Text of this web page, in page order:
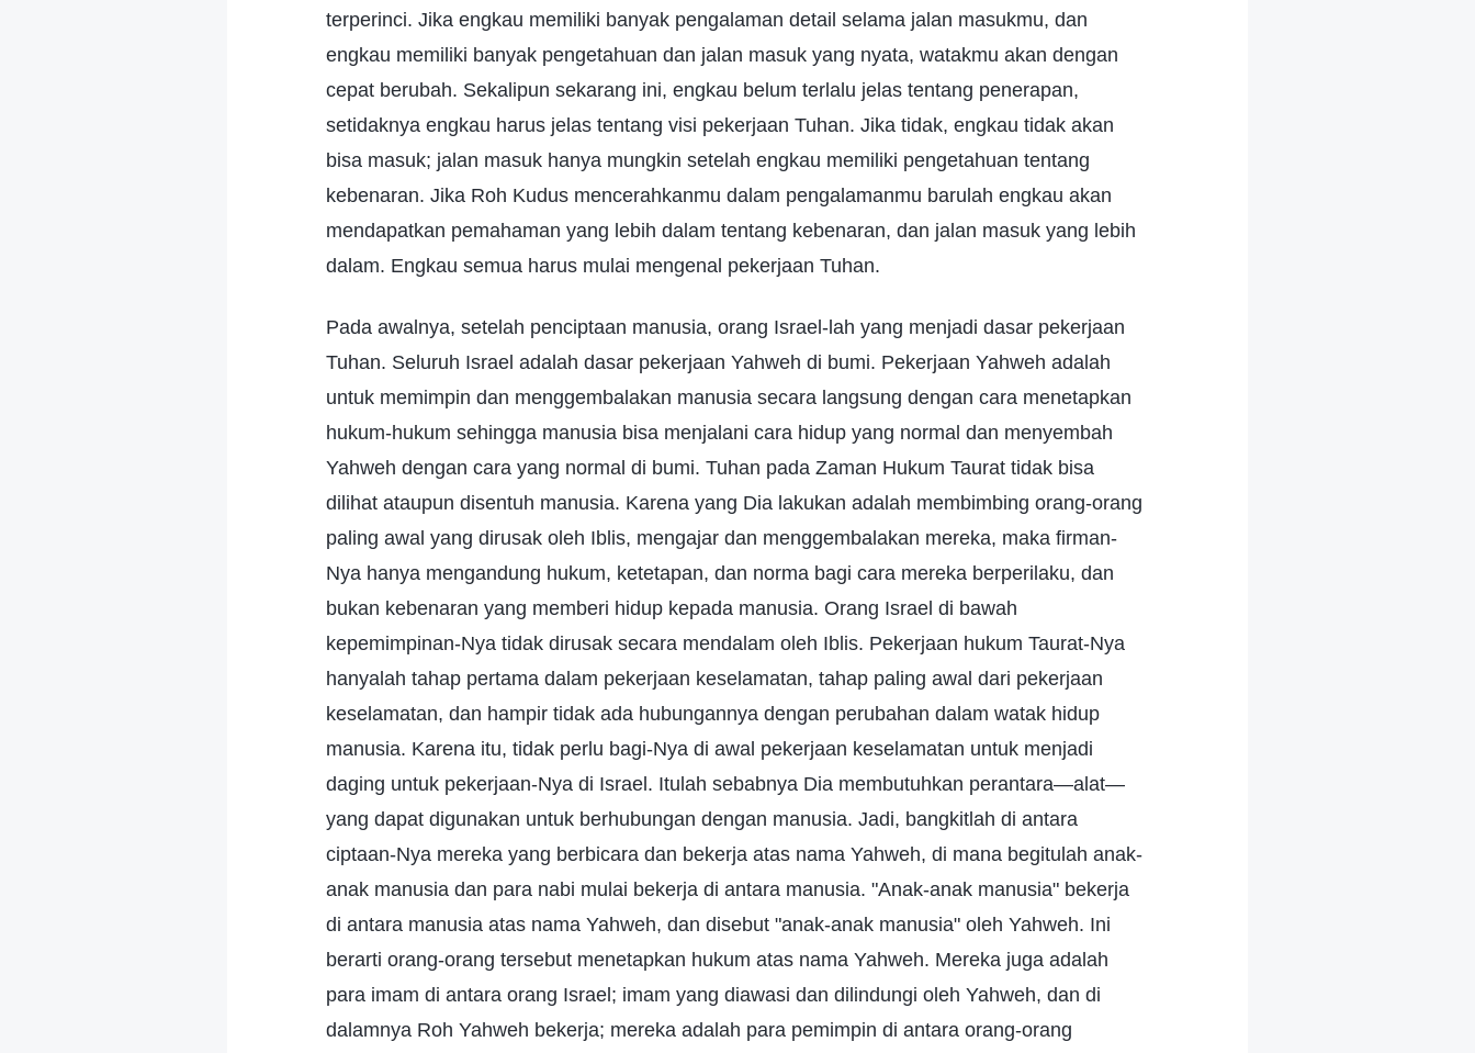
terperinci. Jika engkau memiliki banyak pengalaman detail selama jalan masukmu, dan
engkau memiliki banyak pengetahuan dan jalan masuk yang nyata, watakmu akan dengan
cepat berubah. Sekalipun sekarang ini, engkau belum terlalu jelas tentang penerapan,
setidaknya engkau harus jelas tentang visi pekerjaan Tuhan. Jika tidak, engkau tidak akan
bisa masuk; jalan masuk hanya mungkin setelah engkau memiliki pengetahuan tentang
kebenaran. Jika Roh Kudus mencerahkanmu dalam pengalamanmu barulah engkau akan
mendapatkan pemahaman yang lebih dalam tentang kebenaran, dan jalan masuk yang lebih
dalam. Engkau semua harus mulai mengenal pekerjaan Tuhan.
Pada awalnya, setelah penciptaan manusia, orang Israel-lah yang menjadi dasar pekerjaan
Tuhan. Seluruh Israel adalah dasar pekerjaan Yahweh di bumi. Pekerjaan Yahweh adalah
untuk memimpin dan menggembalakan manusia secara langsung dengan cara menetapkan
hukum-hukum sehingga manusia bisa menjalani cara hidup yang normal dan menyembah
Yahweh dengan cara yang normal di bumi. Tuhan pada Zaman Hukum Taurat tidak bisa
dilihat ataupun disentuh manusia. Karena yang Dia lakukan adalah membimbing orang-orang
paling awal yang dirusak oleh Iblis, mengajar dan menggembalakan mereka, maka firman-
Nya hanya mengandung hukum, ketetapan, dan norma bagi cara mereka berperilaku, dan
bukan kebenaran yang memberi hidup kepada manusia. Orang Israel di bawah
kepemimpinan-Nya tidak dirusak secara mendalam oleh Iblis. Pekerjaan hukum Taurat-Nya
hanyalah tahap pertama dalam pekerjaan keselamatan, tahap paling awal dari pekerjaan
keselamatan, dan hampir tidak ada hubungannya dengan perubahan dalam watak hidup
manusia. Karena itu, tidak perlu bagi-Nya di awal pekerjaan keselamatan untuk menjadi
daging untuk pekerjaan-Nya di Israel. Itulah sebabnya Dia membutuhkan perantara—alat—
yang dapat digunakan untuk berhubungan dengan manusia. Jadi, bangkitlah di antara
ciptaan-Nya mereka yang berbicara dan bekerja atas nama Yahweh, di mana begitulah anak-
anak manusia dan para nabi mulai bekerja di antara manusia. "Anak-anak manusia" bekerja
di antara manusia atas nama Yahweh, dan disebut "anak-anak manusia" oleh Yahweh. Ini
berarti orang-orang tersebut menetapkan hukum atas nama Yahweh. Mereka juga adalah
para imam di antara orang Israel; imam yang diawasi dan dilindungi oleh Yahweh, dan di
dalamnya Roh Yahweh bekerja; mereka adalah para pemimpin di antara orang-orang